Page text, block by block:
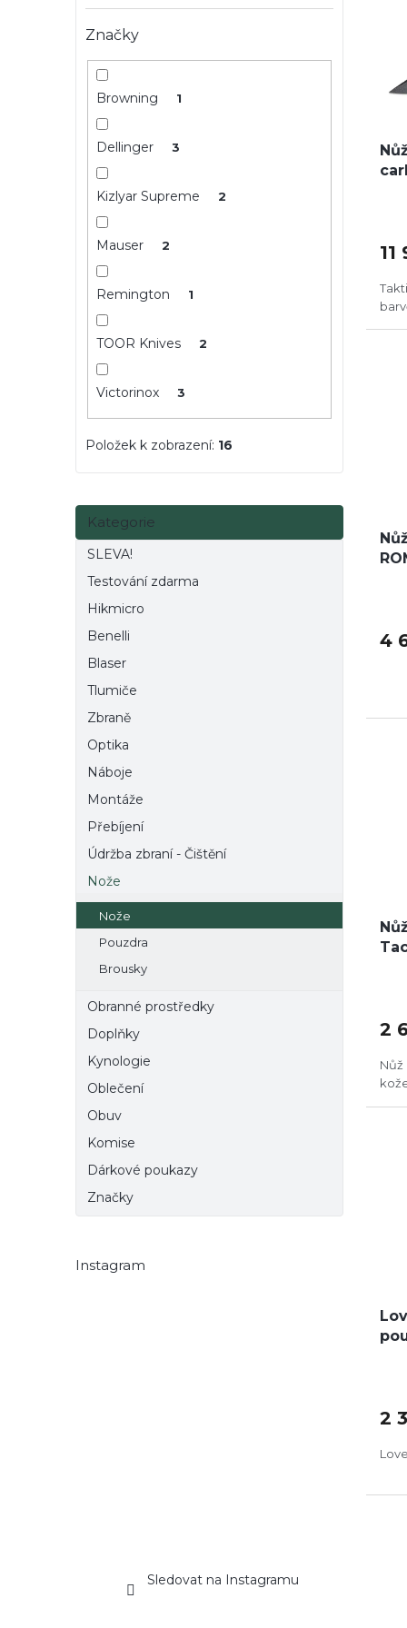
Značky
Browning 1
Dellinger 3
Kizlyar Supreme 2
Mauser 2
Remington 1
TOOR Knives 2
Victorinox 3
Položek k zobrazení: 16
Přeskočit
kategorie
Kategorie
SLEVA!
Testování zdarma
Hikmicro
Benelli
Blaser
Tlumiče
Zbraně
Optika
Náboje
Montáže
Přebíjení
Údržba zbraní - Čištění
Nože
Nože
Pouzdra
Brousky
Obranné prostředky
Doplňky
Kynologie
Oblečení
Obuv
Komise
Dárkové poukazy
Značky
Instagram
Sledovat na Instagramu
k
11
4
2
Nůž
2